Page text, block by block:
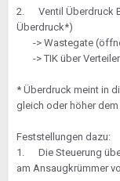
2. Ventil Überdruck
Überdruck*)
-> Wastegate
-> TIK über
* Überdruck meint in
gleich oder höher
Feststellungen dazu:
1. Die Steuerung
am Ansaugkrümmer